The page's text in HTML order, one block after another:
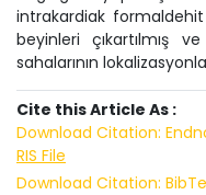
intrakardiak
beyinleri çıkartılmış
sahalarının
Cite this Article As :
Download Citation:
RIS File
Download Citation: